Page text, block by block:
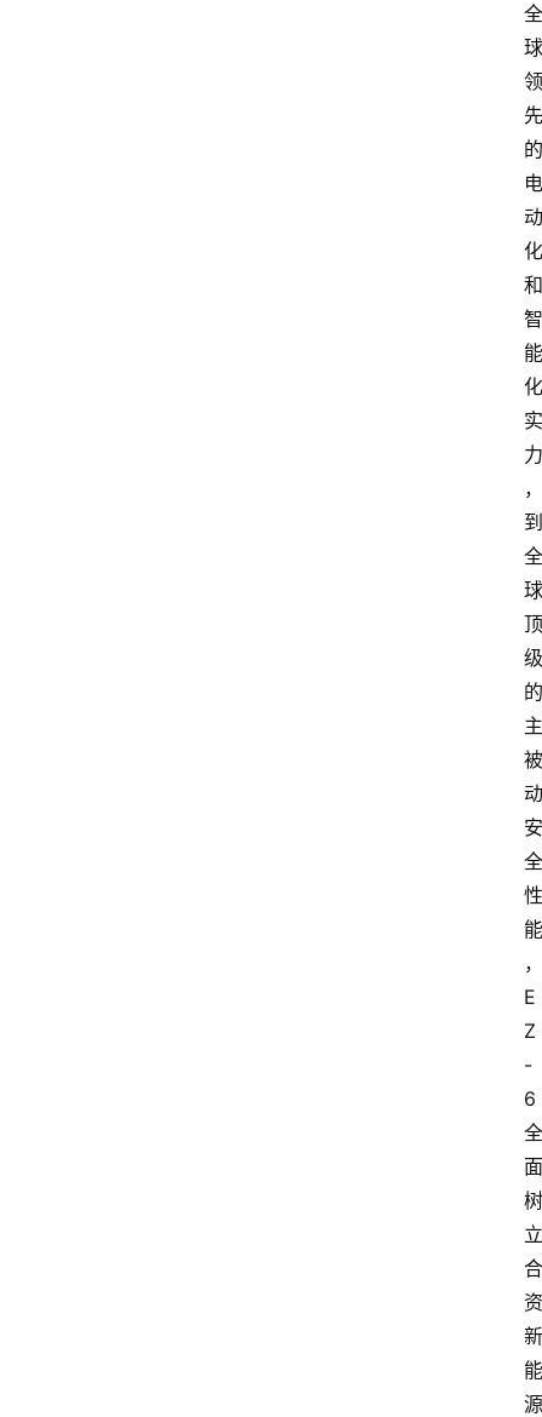
全
球
领
先
的
电
动
化
和
智
能
化
实
力
，
到
全
球
顶
级
的
主
被
动
安
全
性
能
，
E
Z
-
6
全
面
树
立
合
资
新
能
源